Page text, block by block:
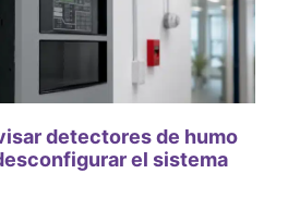
detectores de humo
el sistema